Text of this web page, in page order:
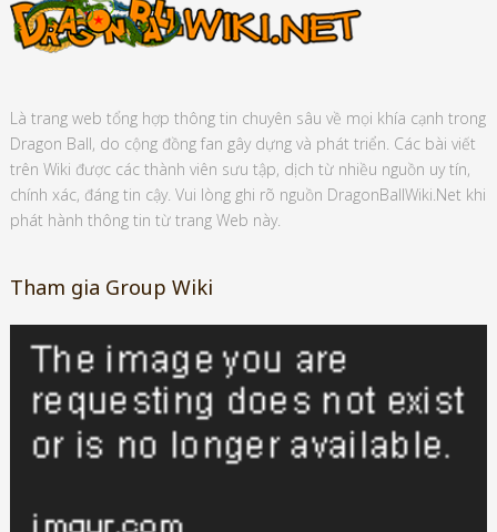
Là trang web tổng hợp thông tin chuyên sâu về mọi khía cạnh trong
Dragon Ball, do cộng đồng fan gây dựng và phát triển. Các bài viết
trên Wiki được các thành viên sưu tập, dịch từ nhiều nguồn uy tín,
chính xác, đáng tin cậy. Vui lòng ghi rõ nguồn DragonBallWiki.Net khi
phát hành thông tin từ trang Web này.
Tham gia Group Wiki